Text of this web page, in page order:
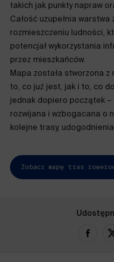
takich jak punkty napraw
Całość uzupełnia
rozmieszczeniu ludności,
potencjał wykorzystania
przez mieszkańców.
Mapa została stworzona z
to, co już jest, jak i to, co
jednak dopiero początek –
rozwijana i wzbogacana o
kolejne trasy,
Zobacz mapę tras